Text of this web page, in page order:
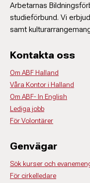
Arbetarnas
studieförbund. Vi
samt
Kontakta oss
Om ABF Halland
Våra Kontor i Halland
Om ABF- In English
Lediga jobb
För Volontärer
Genvägar
Sök kurser och
För cirkelledare